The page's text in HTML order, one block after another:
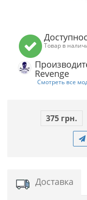
Товар в
Revenge
Смотреть все
375 грн.
Доставка